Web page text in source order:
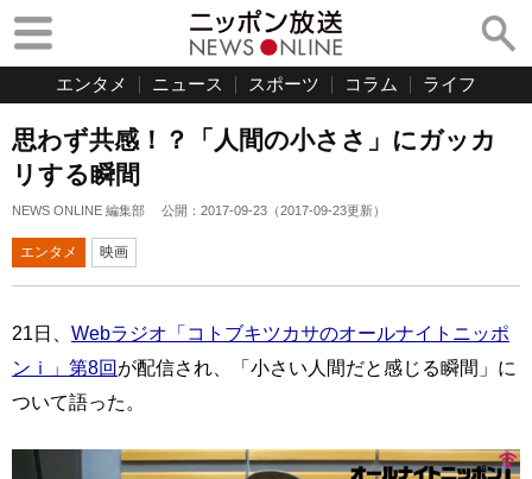
エンタメ ニュース スポーツ コラム ライフ
思わず共感！？「人間の小ささ」にガッカ
リする瞬間
NEWS ONLINE 編集部 公開： 2017-09-23 （2017-09-23更新）
エンタメ 映画
21日、 Webラジオ「コトブキツカサのオールナイトニッポ
ンｉ」第8回が配信され、「小さい人間だと感じる瞬間」に
ついて語った。